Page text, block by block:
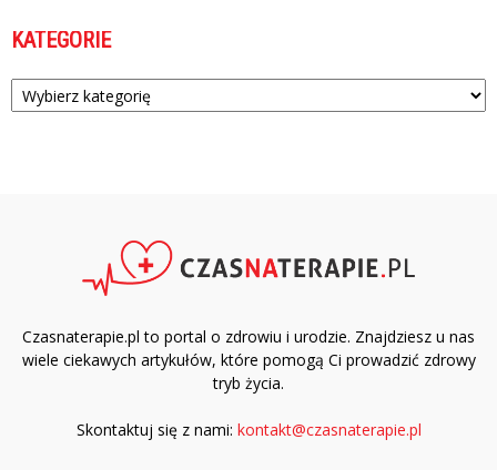
KATEGORIE
Kategorie
Czasnaterapie.pl to portal o zdrowiu i urodzie. Znajdziesz u nas
wiele ciekawych artykułów, które pomogą Ci prowadzić zdrowy
tryb życia.
Skontaktuj się z nami: kontakt@czasnaterapie.pl